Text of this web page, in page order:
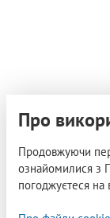
Про
Продовжуючи
ознайомилися з
погоджуєтеся на